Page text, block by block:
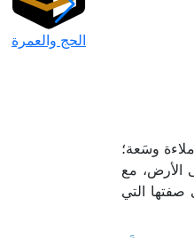
وسَعة؛
الأرض، مع
التي
الحج والعمرة